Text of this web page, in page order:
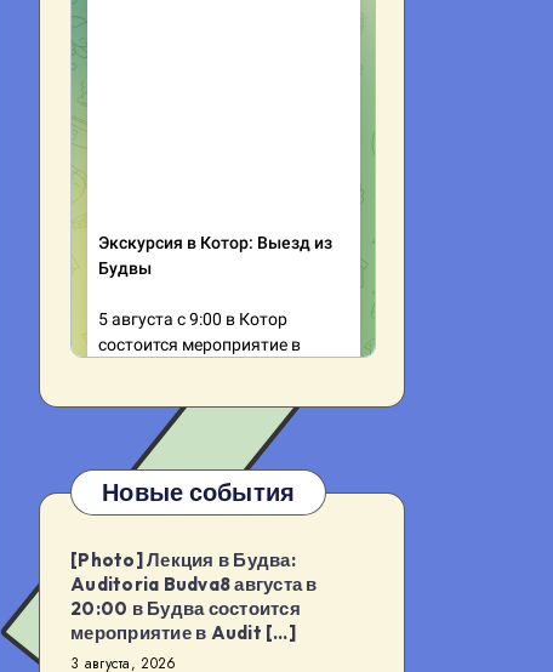
Новые события
[Photo] Лекция в Будва:
Auditoria Budva8 августа в
20:00 в Будва состоится
мероприятие в Audit […]
3 августа, 2026